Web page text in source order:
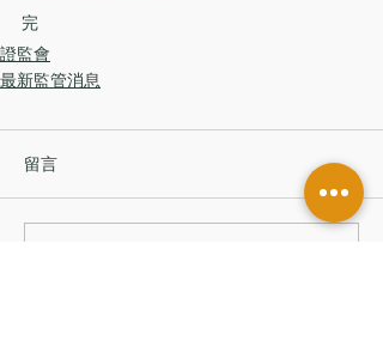
完
證監會
最新監管消息
留言